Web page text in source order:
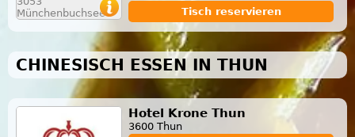
Tisch reservieren
CHINESISCH ESSEN IN THUN
Hotel Krone Thun
3600 Thun